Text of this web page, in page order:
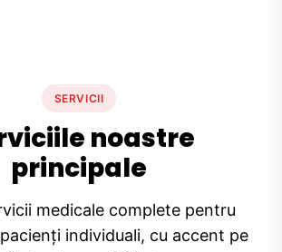
SERVICII
noastre
principale
medicale complete pentru
individuali, cu accent pe